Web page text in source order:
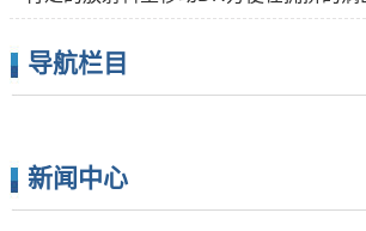
导航栏目
新闻中心